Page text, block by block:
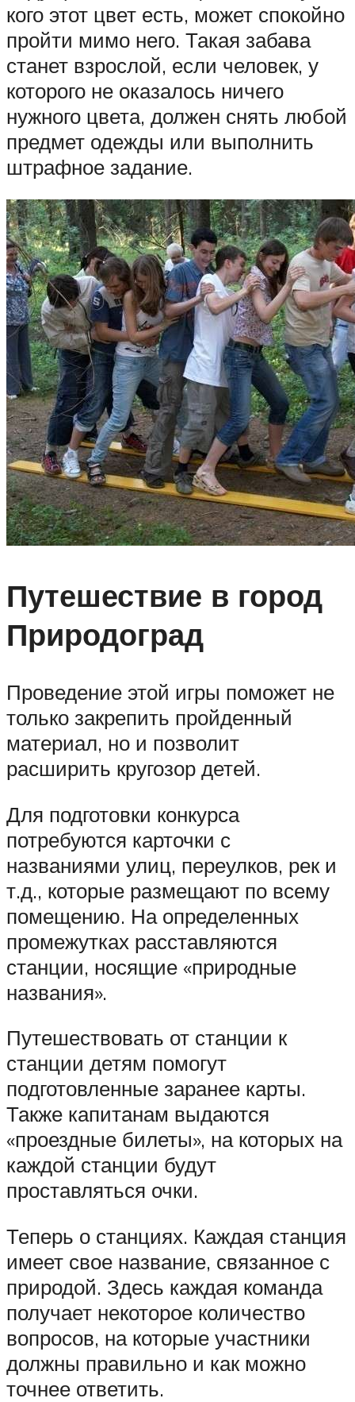
кого этот цвет есть, может спокойно
пройти мимо него. Такая забава
станет взрослой, если человек, у
которого не оказалось ничего
нужного цвета, должен снять любой
предмет одежды или выполнить
штрафное задание.
Путешествие в город
Природоград
Проведение этой игры поможет не
только закрепить пройденный
материал, но и позволит
расширить кругозор детей.
Для подготовки конкурса
потребуются карточки с
названиями улиц, переулков, рек и
т.д., которые размещают по всему
помещению. На определенных
промежутках расставляются
станции, носящие «природные
названия».
Путешествовать от станции к
станции детям помогут
подготовленные заранее карты.
Также капитанам выдаются
«проездные билеты», на которых на
каждой станции будут
проставляться очки.
Теперь о станциях. Каждая станция
имеет свое название, связанное с
природой. Здесь каждая команда
получает некоторое количество
вопросов, на которые участники
должны правильно и как можно
точнее ответить.